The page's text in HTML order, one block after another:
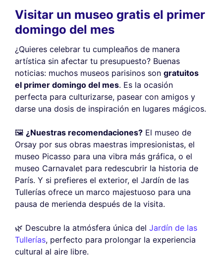
Visitar un museo gratis el primer
domingo del mes
¿Quieres celebrar tu cumpleaños de manera
artística sin afectar tu presupuesto? Buenas
noticias: muchos museos parisinos son gratuitos
el primer domingo del mes. Es la ocasión
perfecta para culturizarse, pasear con amigos y
darse una dosis de inspiración en lugares mágicos.
🖼️ ¿Nuestras recomendaciones? El museo de
Orsay por sus obras maestras impresionistas, el
museo Picasso para una vibra más gráfica, o el
museo Carnavalet para redescubrir la historia de
París. Y si prefieres el exterior, el Jardín de las
Tullerías ofrece un marco majestuoso para una
pausa de merienda después de la visita.
🌿 Descubre la atmósfera única del Jardín de las
Tullerías, perfecto para prolongar la experiencia
cultural al aire libre.